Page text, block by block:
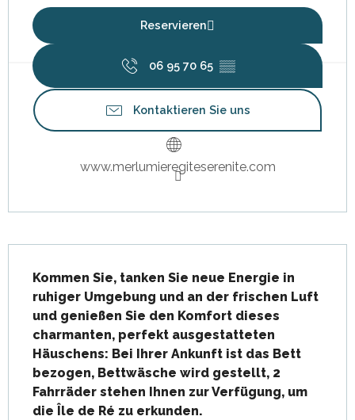
Reservieren
06 95 70 65 ▒▒
Kontaktieren Sie uns
www.merlumieregiteserenite.com
Kommen Sie, tanken Sie neue Energie in
ruhiger Umgebung und an der frischen Luft
und genießen Sie den Komfort dieses
charmanten, perfekt ausgestatteten
Häuschens: Bei Ihrer Ankunft ist das Bett
bezogen, Bettwäsche wird gestellt, 2
Fahrräder stehen Ihnen zur Verfügung, um
die Île de Ré zu erkunden.